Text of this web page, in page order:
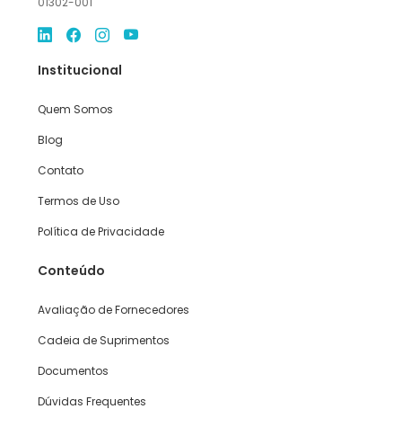
Institucional
Quem Somos
Blog
Contato
Termos de Uso
Política de Privacidade
Conteúdo
Avaliação de Fornecedores
Cadeia de Suprimentos
Documentos
Dúvidas Frequentes